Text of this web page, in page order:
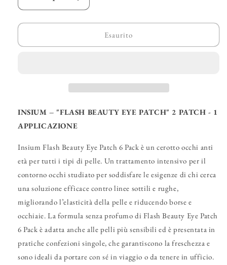
Diminuisci
quantità
per
–
Aumenta
quantità
per
INSIUM
–
Esaurito
INSIUM – "FLASH BEAUTY EYE PATCH" 2 PATCH - 1
APPLICAZIONE
Insium Flash Beauty Eye Patch 6 Pack è un cerotto occhi anti
età per tutti i tipi di pelle. Un trattamento intensivo per il
contorno occhi studiato per soddisfare le esigenze di chi cerca
una soluzione efficace contro linee sottili e rughe,
migliorando l’elasticità della pelle e riducendo borse e
occhiaie. La formula senza profumo di Flash Beauty Eye Patch
6 Pack è adatta anche alle pelli più sensibili ed è presentata in
pratiche confezioni singole, che garantiscono la freschezza e
sono ideali da portare con sé in viaggio o da tenere in ufficio.